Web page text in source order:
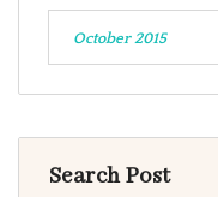
October 2015
Search Post